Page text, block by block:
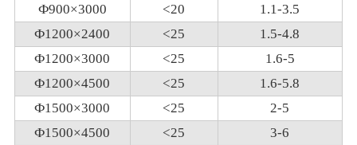
Ф900×3000
<20
1.1-3.5
Ф1200×2400
<25
1.5-4.8
Ф1200×3000
<25
1.6-5
Ф1200×4500
<25
1.6-5.8
Ф1500×3000
<25
2-5
Ф1500×4500
<25
3-6